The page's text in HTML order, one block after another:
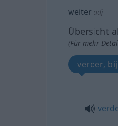
weiter adj
Übersicht
(Für mehr
verder,